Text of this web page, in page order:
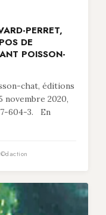
PERRET,
DE
POISSON-
chat, éditions
novembre 2020,
604-3. En